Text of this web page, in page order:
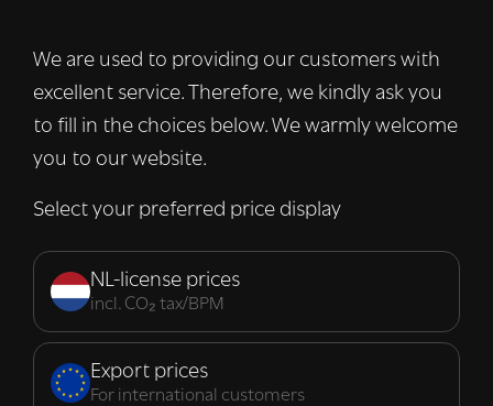
We are used to providing our customers with
excellent service. Therefore, we kindly ask you
to fill in the choices below. We warmly welcome
you to our website.
Select your preferred price display
NL-license prices
incl. CO₂ tax/BPM
Export prices
For international customers
informatie over uw gebruik van onze site
met onze advertentie- en analysepartners,
die deze kunnen combineren met andere
informatie die u aan hen heeft verstrekt of
van hun diensten. Lees verder
Strikt
noodzakelijk
Prestatie Targeting